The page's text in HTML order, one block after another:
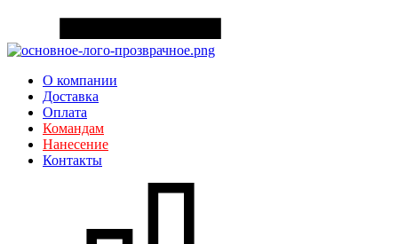
О компании
Доставка
Оплата
Командам
Нанесение
Контакты